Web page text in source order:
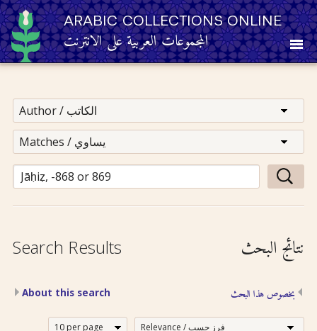
ARABIC COLLECTIONS ONLINE
المجموعات العربية على الانترنت
Other Resources
Browse
Browse by Category
Search
Search Results نتائج البحث
About this search بخصوص هذا البحث